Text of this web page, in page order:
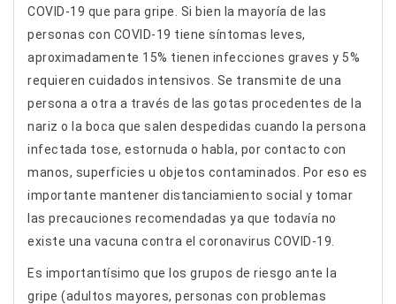
COVID-19 que para gripe. Si bien la mayoría de las
personas con COVID-19 tiene síntomas leves,
aproximadamente 15% tienen infecciones graves y 5%
requieren cuidados intensivos. Se transmite de una
persona a otra a través de las gotas procedentes de la
nariz o la boca que salen despedidas cuando la persona
infectada tose, estornuda o habla, por contacto con
manos, superficies u objetos contaminados. Por eso es
importante mantener distanciamiento social y tomar
las precauciones recomendadas ya que todavía no
existe una vacuna contra el coronavirus COVID-19.
Es importantísimo que los grupos de riesgo ante la
gripe (adultos mayores, personas con problemas